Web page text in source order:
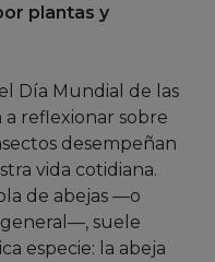
plantas y
Día Mundial de las
reflexionar sobre
desempeñan
vida cotidiana.
de abejas —o
suele
especie: la abeja